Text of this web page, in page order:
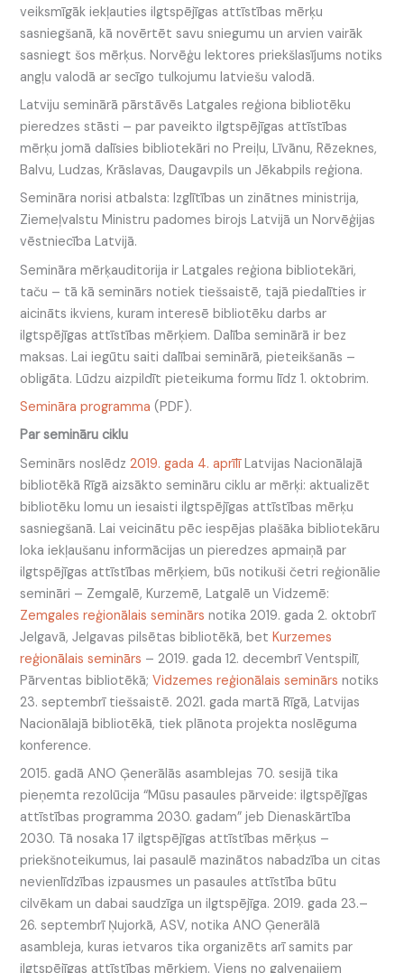
veiksmīgāk iekļauties ilgtspējīgas attīstības mērķu
sasniegšanā, kā novērtēt savu sniegumu un arvien vairāk
sasniegt šos mērķus. Norvēģu lektores priekšlasījums notiks
angļu valodā ar secīgo tulkojumu latviešu valodā.
Latviju seminārā pārstāvēs Latgales reģiona bibliotēku
pieredzes stāsti – par paveikto ilgtspējīgas attīstības
mērķu jomā dalīsies bibliotekāri no Preiļu, Līvānu, Rēzeknes,
Balvu, Ludzas, Krāslavas, Daugavpils un Jēkabpils reģiona.
Semināra norisi atbalsta: Izglītības un zinātnes ministrija,
Ziemeļvalstu Ministru padomes birojs Latvijā un Norvēģijas
vēstniecība Latvijā.
Semināra mērķauditorija ir Latgales reģiona bibliotekāri,
taču – tā kā seminārs notiek tiešsaistē, tajā piedalīties ir
aicināts ikviens, kuram interesē bibliotēku darbs ar
ilgtspējīgas attīstības mērķiem. Dalība seminārā ir bez
maksas. Lai iegūtu saiti dalībai seminārā, pieteikšanās –
obligāta. Lūdzu aizpildīt pieteikuma formu līdz 1. oktobrim.
Semināra programma (PDF).
Par semināru ciklu
Seminārs noslēdz2019. gada 4. aprīlīLatvijas Nacionālajā
bibliotēkā Rīgā aizsākto semināru ciklu ar mērķi: aktualizēt
bibliotēku lomu un iesaisti ilgtspējīgas attīstības mērķu
sasniegšanā. Lai veicinātu pēc iespējas plašāka bibliotekāru
loka iekļaušanu informācijas un pieredzes apmaiņā par
ilgtspējīgas attīstības mērķiem, būs notikuši četri reģionālie
semināri – Zemgalē, Kurzemē, Latgalē un Vidzemē:
Zemgales reģionālais seminārs notika 2019. gada 2. oktobrī
Jelgavā, Jelgavas pilsētas bibliotēkā, betKurzemes
reģionālais seminārs – 2019. gada 12. decembrī Ventspilī,
Pārventas bibliotēkā;Vidzemes reģionālais seminārs notiks
23. septembrī tiešsaistē. 2021. gada martā Rīgā, Latvijas
Nacionālajā bibliotēkā, tiek plānota projekta noslēguma
konference.
2015. gadā ANO Ģenerālās asamblejas 70. sesijā tika
pieņemta rezolūcija “Mūsu pasaules pārveide: ilgtspējīgas
attīstības programma 2030. gadam” jeb Dienaskārtība
2030. Tā nosaka 17 ilgtspējīgas attīstības mērķus –
priekšnoteikumus, lai pasaulē mazinātos nabadzība un citas
nevienlīdzības izpausmes un pasaules attīstība būtu
cilvēkam un dabai saudzīga un ilgtspējīga. 2019. gada 23.–
26. septembrī Ņujorkā, ASV, notika ANO Ģenerālā
asambleja, kuras ietvaros tika organizēts arī samits par
ilgtspējīgas attīstības mērķiem. Viens no galvenajiem